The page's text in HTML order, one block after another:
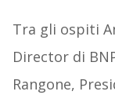
Tra gli ospiti
Director di
Rangone,